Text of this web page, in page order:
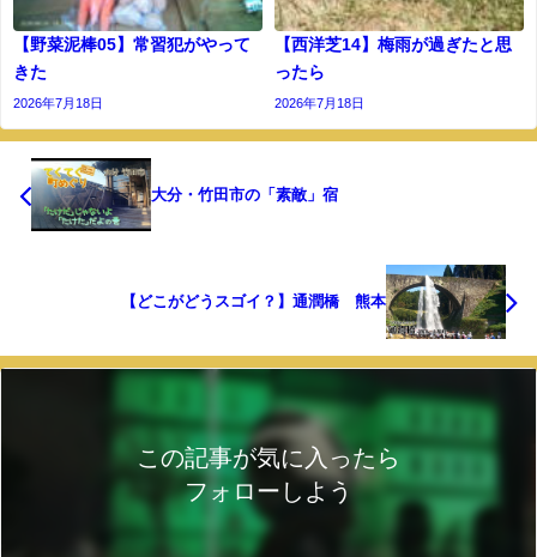
【野菜泥棒05】常習犯がやって
きた
2026年7月18日
【西洋芝14】梅雨が過ぎたと思
ったら
2026年7月18日
大分・竹田市の「素敵」宿
【どこがどうスゴイ？】通潤橋 熊本
この記事が気に入ったら
フォローしよう